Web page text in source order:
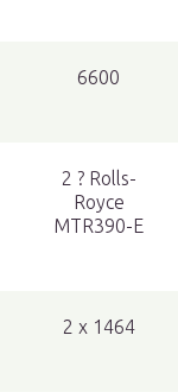
6600
2 ? Rolls-
Royce
MTR390-E
2 х 1464